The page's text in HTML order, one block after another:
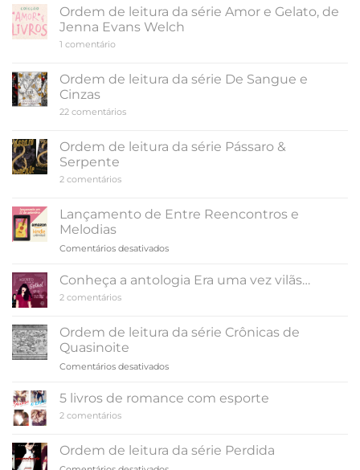
dos
Fantasmas
série
The
de
leitura
Ordem de leitura da série Amor e Gelato, de
Jenna Evans Welch
1 comentárioem
leitura
da
Amor
e
Jenna
Evans
Welch
Ordem de leitura da série De Sangue e
Cinzas
22 comentáriosem
leitura
da
Ordem de leitura da série Pássaro &
Serpente
2 comentáriosem
leitura
da
&
Lançamento de Entre Reencontros e
Melodias
Comentários desativadosem
de
Entre
Melodias
Conheça a antologia Era uma vez vilãs…
2 comentáriosem
antologia
Era
uma
vilãs…
Ordem de leitura da série Crônicas de
Quasinoite
Comentários desativadosem
de
Crônicas
5 livros de romance com esporte
2 comentáriosem
de
romance
com
Ordem de leitura da série Perdida